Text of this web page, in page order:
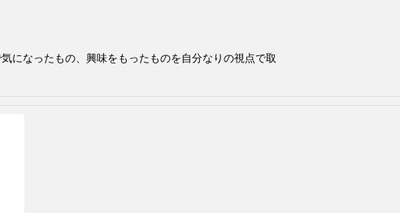
になったもの、興味をもったものを自分なりの視点で取